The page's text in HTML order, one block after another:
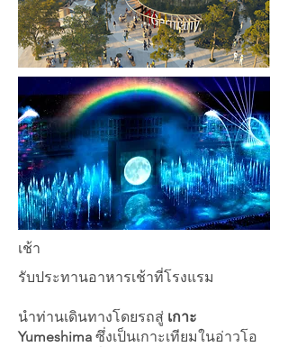
เช้า
รับประทานอาหารเช้าที่โรงแรม
นำท่านเดินทางโดยรถสู่ เกาะ
Yumeshima ซึ่งเป็นเกาะเทียมในอ่าวโอ